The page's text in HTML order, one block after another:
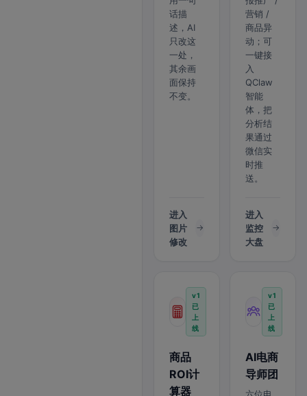
话描
述，AI
只改这
一处，
其余画
面保持
不变。
进入
图片
修改
营销 /
商品异
动；可
一键接
入
QClaw
智能
体，把
分析结
果通过
微信实
时推
送。
进入
监控
大盘
v1
已
上
线
商品
ROI计
算器
v1
已
上
线
AI电商
导师团